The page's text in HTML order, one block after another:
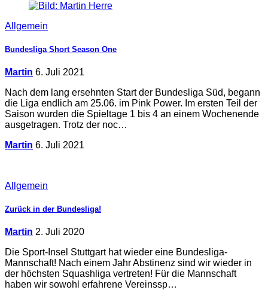
Allgemein
Bundesliga Short Season One
Martin 6. Juli 2021
Nach dem lang ersehnten Start der Bundesliga Süd, begann
die Liga endlich am 25.06. im Pink Power. Im ersten Teil der
Saison wurden die Spieltage 1 bis 4 an einem Wochenende
ausgetragen. Trotz der noc…
Martin 6. Juli 2021
Allgemein
Zurück in der Bundesliga!
Martin 2. Juli 2020
Die Sport-Insel Stuttgart hat wieder eine Bundesliga-
Mannschaft! Nach einem Jahr Abstinenz sind wir wieder in
der höchsten Squashliga vertreten! Für die Mannschaft
haben wir sowohl erfahrene Vereinssp…